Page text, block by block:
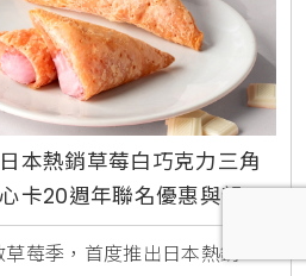
本熱銷草莓白巧克力三角
卡20週年聯名優惠與親子
莓季，首度推出日本熱銷